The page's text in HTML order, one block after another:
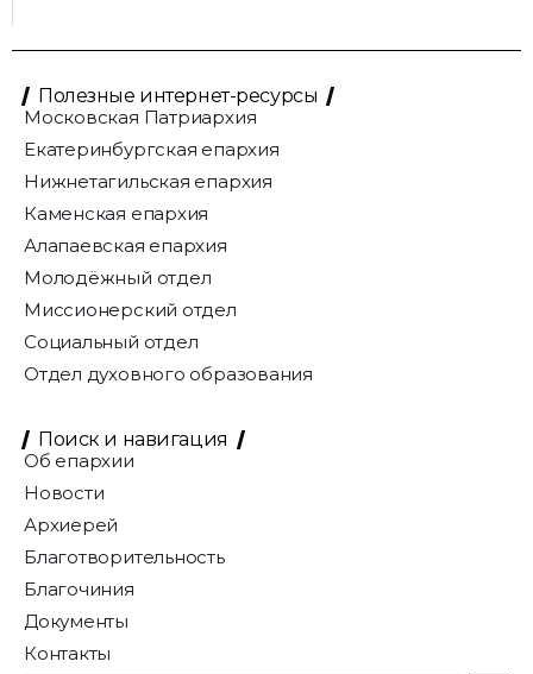
Полезные интернет-ресурсы
Московская Патриархия
Екатеринбургская епархия
Нижнетагильская епархия
Каменская епархия
Алапаевская епархия
Молодёжный отдел
Миссионерский отдел
Социальный отдел
Отдел духовного образования
Поиск и навигация
Об епархии
Новости
Архиерей
Благотворительность
Благочиния
Документы
Контакты